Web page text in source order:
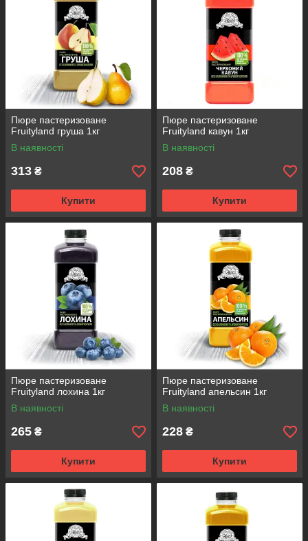
Пюре пастеризоване
Fruityland груша 1кг
В наявності
313 ₴
Купити
Пюре пастеризоване
Fruityland кавун 1кг
В наявності
208 ₴
Купити
Пюре пастеризоване
Fruityland лохина 1кг
В наявності
265 ₴
Купити
Пюре пастеризоване
Fruityland апельсин 1кг
В наявності
228 ₴
Купити